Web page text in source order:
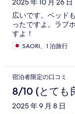
2025 年 10 月 26 日
広いです。ベッド
ったですよ。ラブ
すよ！
SAORI、1 泊旅行
宿泊者限定の口コミ
8/10 (とても
2025 年 9 月 8 日